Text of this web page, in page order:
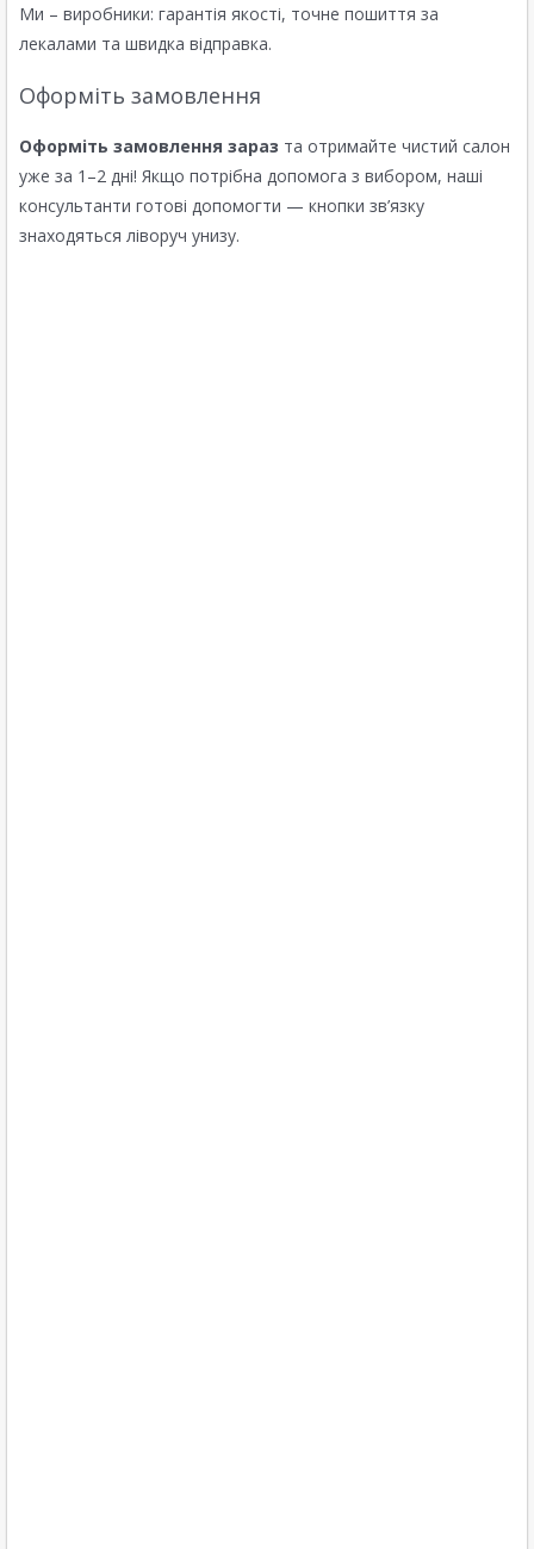
Ми – виробники: гарантія якості, точне пошиття за
лекалами та швидка відправка.
Оформіть замовлення
Оформіть замовлення зараз та отримайте чистий салон
уже за 1–2 дні! Якщо потрібна допомога з вибором, наші
консультанти готові допомогти — кнопки зв’язку
знаходяться ліворуч унизу.